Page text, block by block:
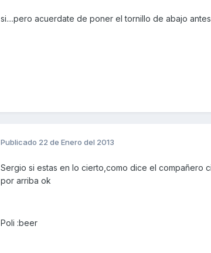
si....pero acuerdate de poner el tornillo de abajo
Publicado 22 de Enero del 2013
Sergio si estas en lo cierto,como dice el compañero
por arriba ok
Poli :beer